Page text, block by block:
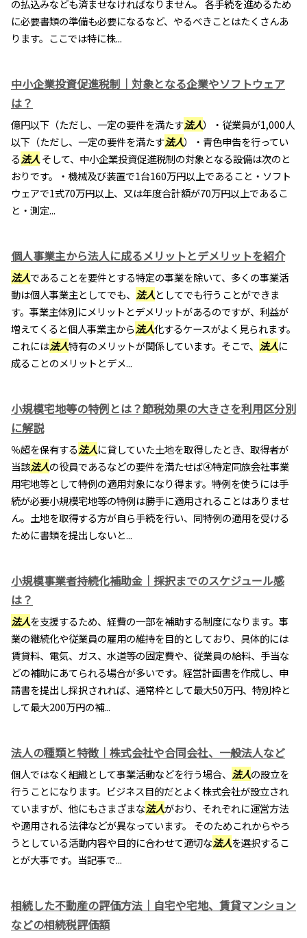
の払込みなども済ませなければなりません。 各手続を進めるため
に必要書類の準備も必要になるなど、やるべきことはたくさんあ
ります。ここでは特に株...
中小企業投資促進税制｜対象となる企業やソフトウェア
は？
億円以下（ただし、一定の要件を満たす法人）・従業員が1,000人
以下（ただし、一定の要件を満たす法人）・青色申告を行ってい
る法人そして、中小企業投資促進税制の対象となる設備は次のと
おりです。・機械及び装置で1台160万円以上であること・ソフト
ウェアで1式70万円以上、又は年度合計額が70万円以上であるこ
と・測定...
個人事業主から法人に成るメリットとデメリットを紹介
法人であることを要件とする特定の事業を除いて、多くの事業活
動は個人事業主としてでも、 法人としてでも行うことができま
す。事業主体別にメリットとデメリットがあるのですが、利益が
増えてくると個人事業主から法人化するケースがよく見られます。
これには法人特有のメリットが関係しています。そこで、 法人に
成ることのメリットとデメ...
小規模宅地等の特例とは？節税効果の大きさを利用区分別
に解説
％超を保有する法人に貸していた土地を取得したとき、取得者が
当該法人の役員であるなどの要件を満たせば④特定同族会社事業
用宅地等として特例の適用対象になり得ます。特例を使うには手
続が必要小規模宅地等の特例は勝手に適用されることはありませ
ん。土地を取得する方が自ら手続を行い、同特例の適用を受ける
ために書類を提出しないと...
小規模事業者持続化補助金｜採択までのスケジュール感
は？
法人を支援するため、経費の一部を補助する制度になります。事
業の継続化や従業員の雇用の維持を目的としており、具体的には
賃貸料、電気、ガス、水道等の固定費や、従業員の給料、手当な
どの補助にあてられる場合が多いです。経営計画書を作成し、申
請書を提出し採択されれば、通常枠として最大50万円、特別枠と
して最大200万円の補...
法人の種類と特徴｜株式会社や合同会社、一般法人など
個人ではなく組織として事業活動などを行う場合、 法人の設立を
行うことになります。ビジネス目的だとよく株式会社が設立され
ていますが、他にもさまざまな法人がおり、それぞれに運営方法
や適用される法律などが異なっています。 そのためこれからやろ
うとしている活動内容や目的に合わせて適切な法人を選択するこ
とが大事です。当記事で...
相続した不動産の評価方法｜自宅や宅地、賃貸マンション
などの相続税評価額